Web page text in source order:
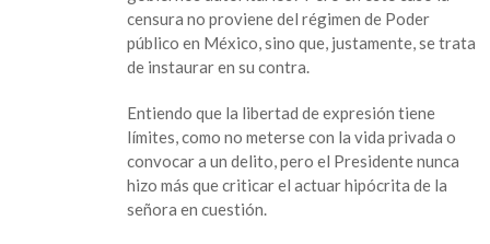
censura no proviene del régimen de Poder
público en México, sino que, justamente, se trata
de instaurar en su contra.
Entiendo que la libertad de expresión tiene
límites, como no meterse con la vida privada o
convocar a un delito, pero el Presidente nunca
hizo más que criticar el actuar hipócrita de la
señora en cuestión.